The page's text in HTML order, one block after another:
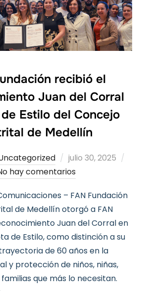
recibió el
Juan del Corral
Estilo del Concejo
de Medellín
Publicado
el
julio 30, 2025
hay comentarios
– FAN Fundación
de Medellín otorgó a FAN
Juan del Corral en
de Estilo, como distinción a su
de 60 años en la
y protección de niños, niñas,
que más lo necesitan.